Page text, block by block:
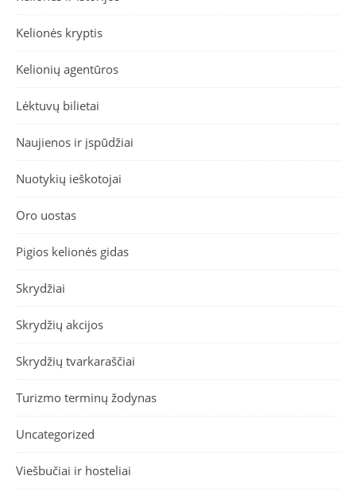
Kelionės kryptis
Kelionių agentūros
Lėktuvų bilietai
Naujienos ir įspūdžiai
Nuotykių ieškotojai
Oro uostas
Pigios kelionės gidas
Skrydžiai
Skrydžių akcijos
Skrydžių tvarkaraščiai
Turizmo terminų žodynas
Uncategorized
Viešbučiai ir hosteliai